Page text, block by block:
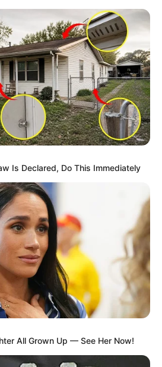
Is Declared, Do This Immediately
All Grown Up — See Her Now!